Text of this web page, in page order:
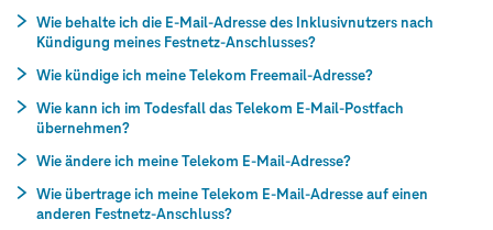
Wie behalte ich die E-Mail-Adresse des Inklusivnutzers nach
Kündigung meines Festnetz-Anschlusses?
Wie kündige ich meine Telekom Freemail-Adresse?
Wie kann ich im Todesfall das Telekom E-Mail-Postfach
übernehmen?
Wie ändere ich meine Telekom E-Mail-Adresse?
Wie übertrage ich meine Telekom E-Mail-Adresse auf einen
anderen Festnetz-Anschluss?